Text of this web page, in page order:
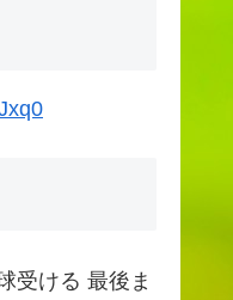
受ける 最後ま